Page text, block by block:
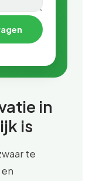
in
is
te